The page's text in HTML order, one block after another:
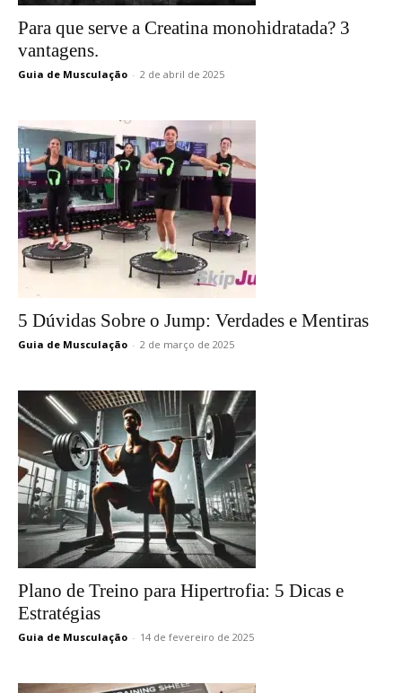
Para que serve a Creatina monohidratada? 3
vantagens.
Guia de Musculação - 2 de abril de 2025
5 Dúvidas Sobre o Jump: Verdades e Mentiras
Guia de Musculação - 2 de março de 2025
Plano de Treino para Hipertrofia: 5 Dicas e
Estratégias
Guia de Musculação - 14 de fevereiro de 2025